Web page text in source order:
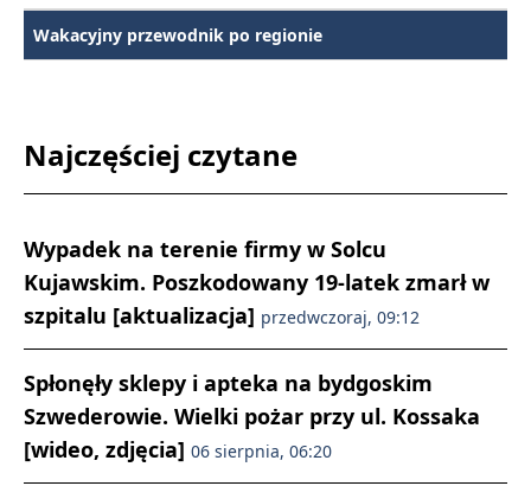
Wakacyjny przewodnik po regionie
Najczęściej czytane
Wypadek na terenie firmy w Solcu
Kujawskim. Poszkodowany 19-latek zmarł w
szpitalu [aktualizacja] przedwczoraj, 09:12
Spłonęły sklepy i apteka na bydgoskim
Szwederowie. Wielki pożar przy ul. Kossaka
[wideo, zdjęcia] 06 sierpnia, 06:20